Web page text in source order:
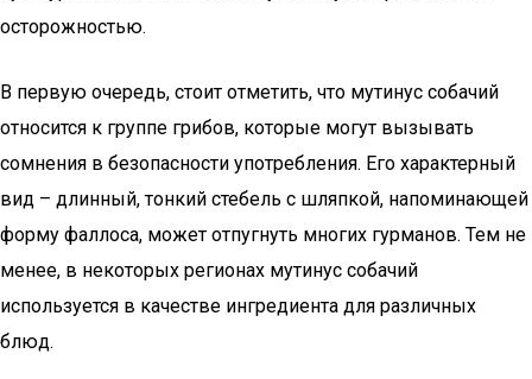
осторожностью.
В первую очередь, стоит отметить, что мутинус собачий
относится к группе грибов, которые могут вызывать
сомнения в безопасности употребления. Его характерный
вид – длинный, тонкий стебель с шляпкой, напоминающей
форму фаллоса, может отпугнуть многих гурманов. Тем не
менее, в некоторых регионах мутинус собачий
используется в качестве ингредиента для различных
блюд.